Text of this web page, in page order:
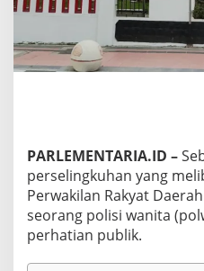
PARLEMENTARIA.ID –
perselingkuhan yang
Perwakilan Rakyat
seorang polisi wanita
perhatian publik.